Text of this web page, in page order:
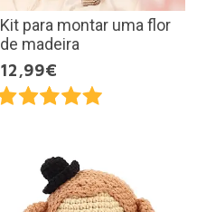
Kit para montar uma flor
de madeira
12,99€